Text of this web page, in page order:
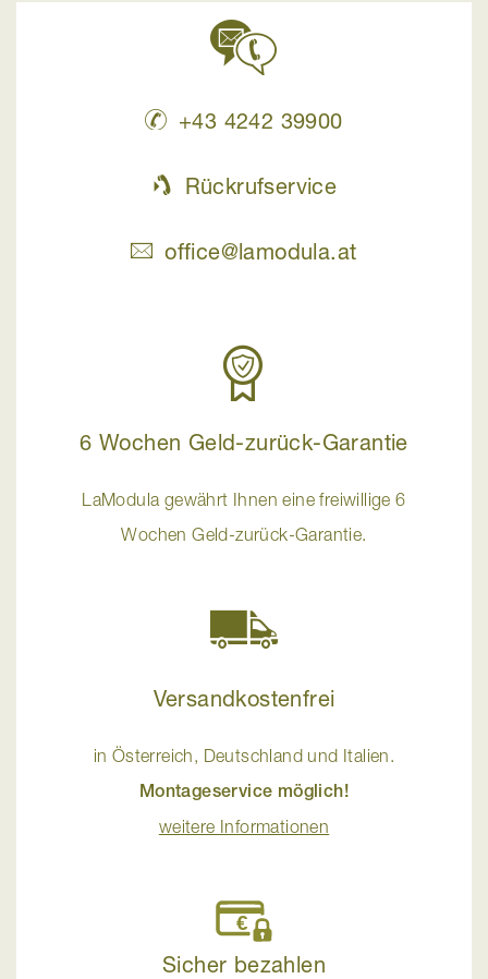
+43 4242 39900
Rückrufservice
office@lamodula.at
6 Wochen Geld-zurück-Garantie
LaModula gewährt Ihnen eine freiwillige 6
Wochen Geld-zurück-Garantie.
Versandkostenfrei
in Österreich, Deutschland und Italien.
Montageservice möglich!
weitere Informationen
Sicher bezahlen